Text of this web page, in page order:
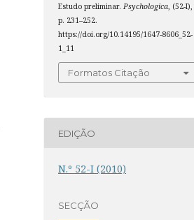
Estudo preliminar. Psychologica , (52-I),
p. 231–252.
https://doi.org/10.14195/1647-8606_52-
1_11
Formatos Citação
EDIÇÃO
N.º 52-I (2010)
SECÇÃO